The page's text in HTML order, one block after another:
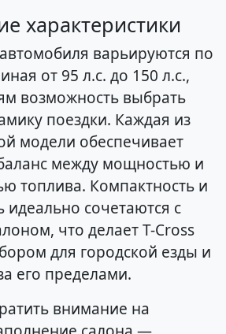
характеристики
варьируются по
от 95 л.с. до 150 л.с.,
возможность выбрать
поездки. Каждая из
модели обеспечивает
между мощностью и
топлива. Компактность и
идеально сочетаются с
что делает T-Cross
для городской езды и
его пределами.
внимание на